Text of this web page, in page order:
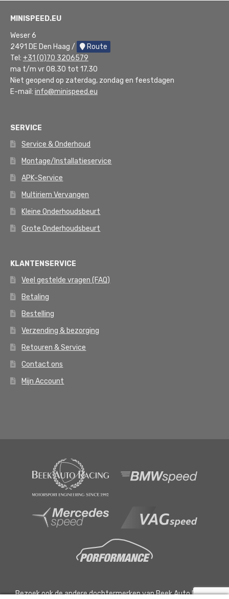
MINISPEED.EU
Weser 6
2491 DE Den Haag /
Route
Tel: +31 (0)70 3206579
ma t/m vr 08.30 tot 17.30
Niet geopend op zaterdag, zondag en feestdagen
E-mail: info@minispeed.eu
SERVICE
Service & Onderhoud
Montage/Installatieservice
APK-Service
Multiriem Vervangen
Kleine Onderhoudsbeurt
Grote Onderhoudsbeurt
KLANTENSERVICE
Veel gestelde vragen (FAQ)
Betaling
Bestelling
Verzending & bezorging
Retouren & Service
Contact ons
Mijn Account
Bezoek ook de andere dochtermerken van Beek Auto Racing